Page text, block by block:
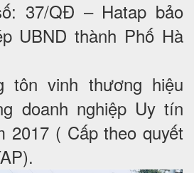
37/QĐ – Hatap bảo
UBND thành Phố Hà
tôn vinh thương hiệu
doanh nghiệp Uy tín
2017 ( Cấp theo quyết